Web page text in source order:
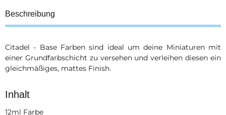
Beschreibung
Citadel - Base Farben sind ideal um deine Miniaturen mit
einer Grundfarbschicht zu versehen und verleihen diesen ein
gleichmäßiges, mattes Finish.
Inhalt
12ml Farbe